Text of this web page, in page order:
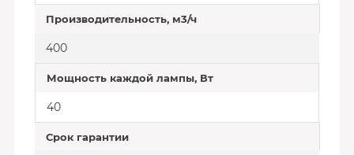
Производительность, м3/ч
400
Мощность каждой лампы, Вт
40
Срок гарантии